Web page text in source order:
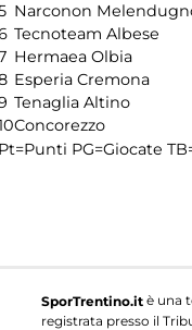
Narconon
Tecnoteam Albese
Hermaea Olbia
Esperia Cremona
Tenaglia Altino
Concorezzo
Pt=Punti PG=Giocate
SporTrentino.it è una
registrata presso il